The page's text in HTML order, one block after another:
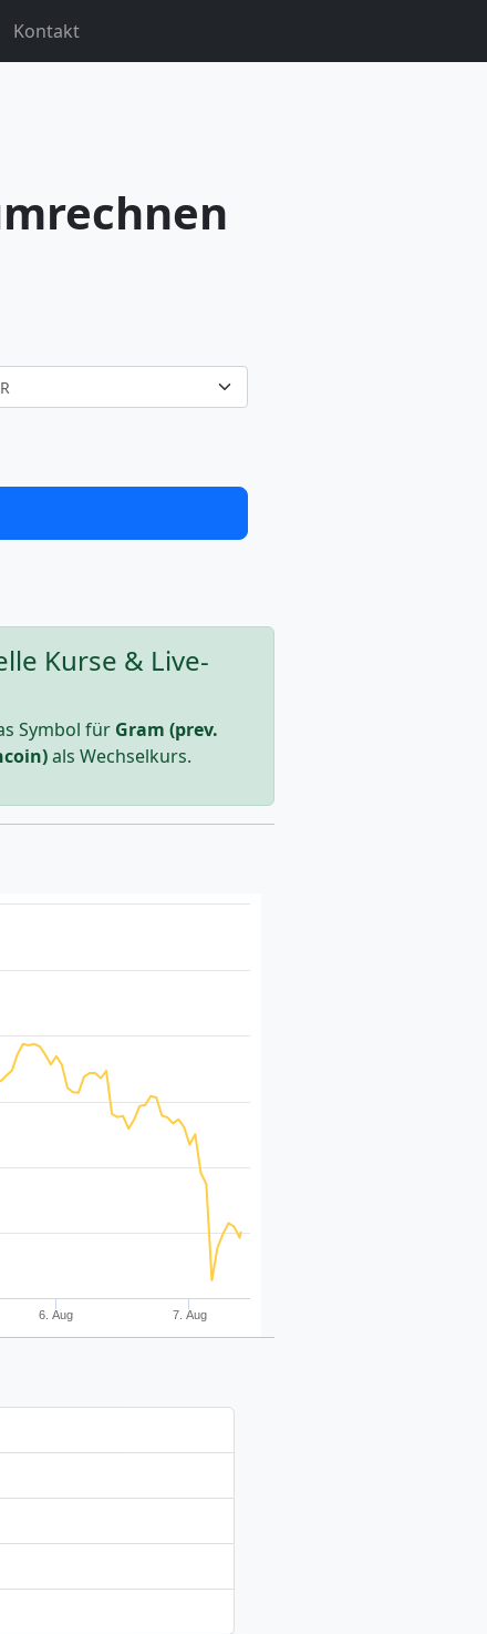
Kontakt
Kurse & Live-
Symbol für Gram (prev.
als Wechselkurs.
6. Aug 7. Aug